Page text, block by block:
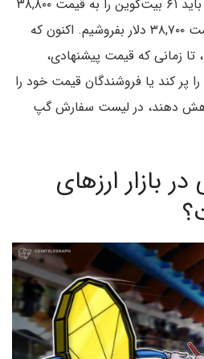
(Bids) کافی وجود ندارد. ما باید ۶۱ بیت‌کوین را به قیمت ۳۸,۸۰۰
دلار و ۳۹ بیت‌ کوین را با قیمت ۳۸,۷۰۰ دلار بفروشیم. اکنون که
زمانی که قیمت پیشنهادی،
پر کند یا فروشندگان قیمت خود را
دهند، در لیست سفارش گپ
بازار ارزهای